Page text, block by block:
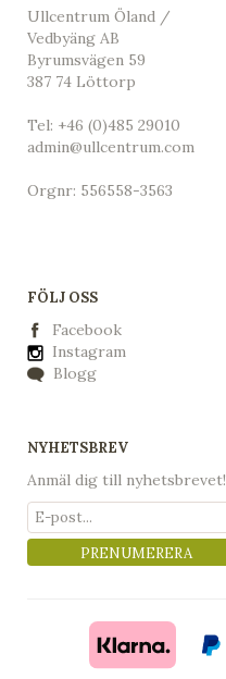
Ullcentrum Öland /
Vedbyäng AB
Byrumsvägen 59
387 74 Löttorp
Tel: +46 (0)485 29010
admin@ullcentrum.com
Orgnr: 556558-3563
FÖLJ OSS
Facebook
Instagram
Blogg
NYHETSBREV
Anmäl dig till nyhetsbrevet!
PRENUMERERA